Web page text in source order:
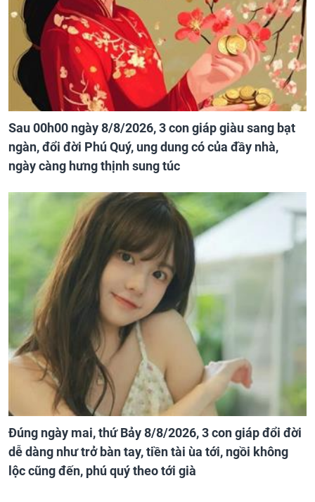
Sau 00h00 ngày 8/8/2026, 3 con giáp giàu sang bạt
ngàn, đổi đời Phú Quý, ung dung có của đầy nhà,
ngày càng hưng thịnh sung túc
Đúng ngày mai, thứ Bảy 8/8/2026, 3 con giáp đổi đời
dễ dàng như trở bàn tay, tiền tài ùa tới, ngồi không
lộc cũng đến, phú quý theo tới già